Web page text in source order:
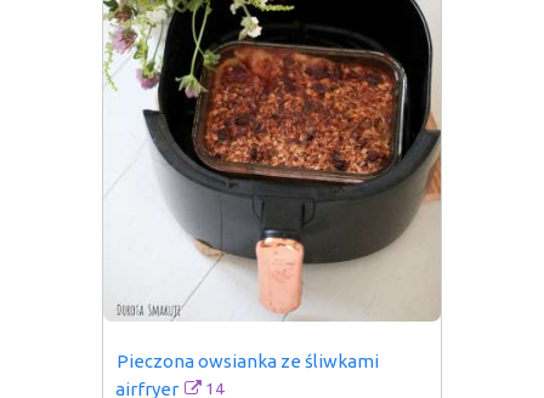
Pieczona owsianka ze śliwkami
airfryer
14